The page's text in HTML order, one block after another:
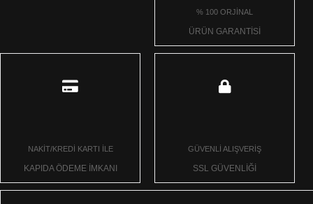
% 100 ORJİNAL
ÜRÜN GARANTİSİ
NAKİT/KREDİ KARTI İLE
KAPIDA ÖDEME İMKANI
GÜVENLİ ALIŞVERİŞ
SSL GÜVENLİĞİ